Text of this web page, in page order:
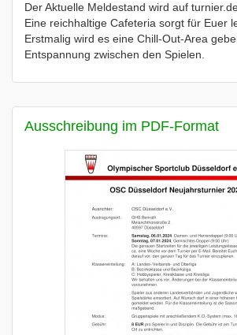
Der Aktuelle Meldestand wird auf
Eine reichhaltige Cafeteria sorgt für Euer
Erstmalig wird es eine Chill-Out-Area
Entspannung zwischen den Spielen.
Ausschreibung im PDF-Format